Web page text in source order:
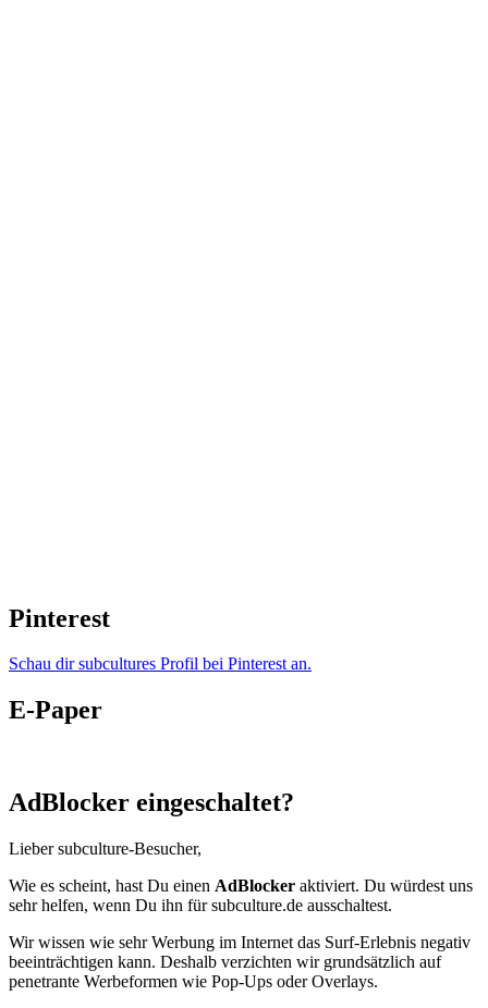
Pinterest
Schau dir subcultures Profil bei Pinterest an.
E-Paper
AdBlocker eingeschaltet?
Lieber subculture-Besucher,
Wie es scheint, hast Du einen AdBlocker aktiviert. Du würdest uns
sehr helfen, wenn Du ihn für subculture.de ausschaltest.
Wir wissen wie sehr Werbung im Internet das Surf-Erlebnis negativ
beeinträchtigen kann. Deshalb verzichten wir grundsätzlich auf
penetrante Werbeformen wie Pop-Ups oder Overlays.